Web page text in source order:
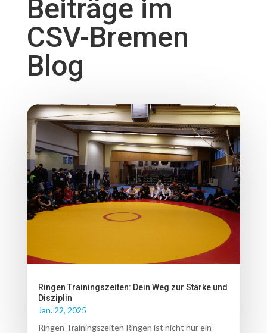
Beiträge im
CSV-Bremen
Blog
Ringen Trainingszeiten: Dein Weg zur Stärke und
Disziplin
Jan. 22, 2025
Ringen Trainingszeiten Ringen ist nicht nur ein